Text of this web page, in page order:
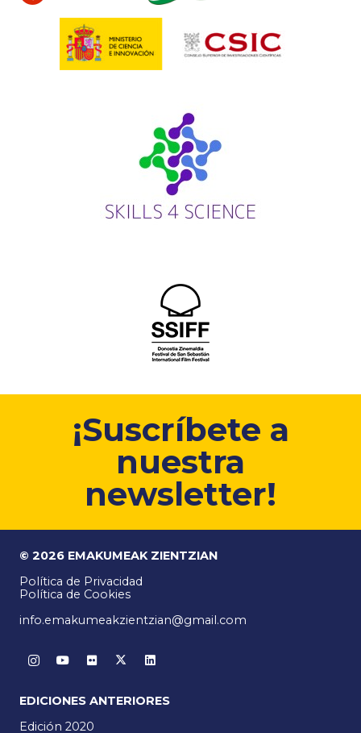
¡Suscríbete a
nuestra
newsletter!
© 2026 EMAKUMEAK ZIENTZIAN
Política de Privacidad
Política de Cookies
info.emakumeakzientzian@gmail.com
EDICIONES ANTERIORES
Edición 2020